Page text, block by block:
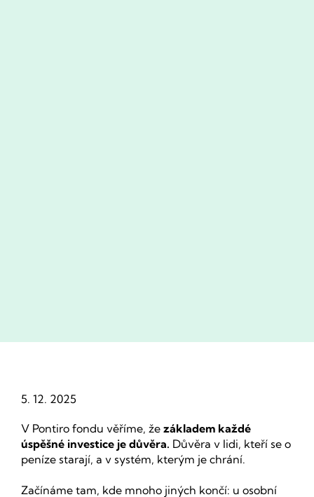
5. 12. 2025
V Pontiro fondu věříme, že základem každé
úspěšné investice je důvěra. Důvěra v lidi, kteří se o
peníze starají, a v systém, kterým je chrání.
Začínáme tam, kde mnoho jiných končí: u osobní